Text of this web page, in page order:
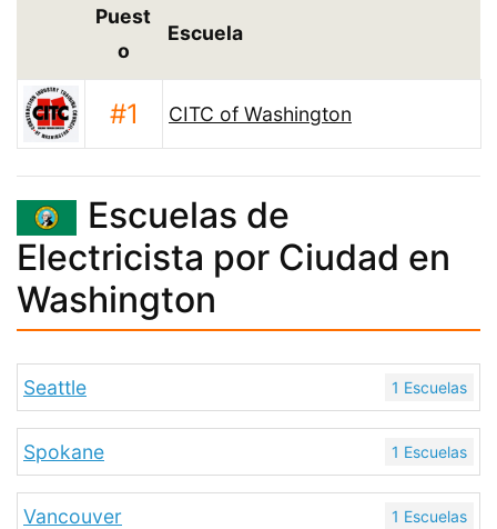
Puest
o
Escuela
#1 CITC of Washington
Escuelas de
Electricista por Ciudad en
Washington
Seattle 1 Escuelas
Spokane 1 Escuelas
Vancouver 1 Escuelas